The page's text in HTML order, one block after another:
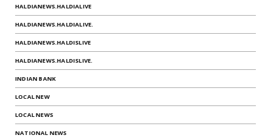
HALDIANEWS.HALDIALIVE
HALDIANEWS.HALDIALIVE.
HALDIANEWS.HALDISLIVE
HALDIANEWS.HALDISLIVE.
INDIAN BANK
LOCAL NEW
LOCAL NEWS
NATIONAL NEWS